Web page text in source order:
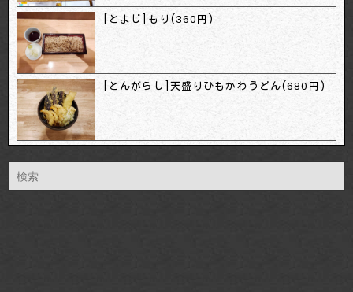
[とよじ]もり(360円)
[とんがらし]天盛りひもかわうどん(680円)